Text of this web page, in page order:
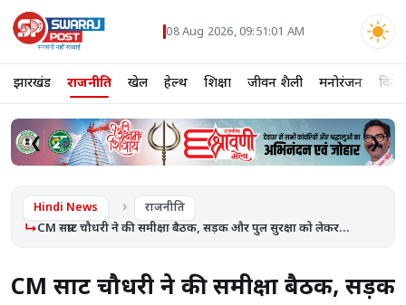
08 Aug 2026, 09:51:02 AM
झारखंड राजनीति खेल हेल्थ शिक्षा जीवन शैली मनोरंजन विदेश
❮ ❯
Hindi News राजनीति
CM सम्राट चौधरी ने की समीक्षा बैठक, सड़क और पुल सुरक्षा को लेकर...
CM सम्राट चौधरी ने की समीक्षा बैठक, सड़क